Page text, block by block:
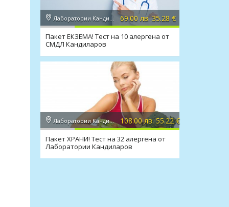
Лаборатории Кандиларов 69.00 лв. 35.28 €
Пакет ЕКЗЕМА! Тест на 10 алергена от
СМДЛ Кандиларов
Лаборатории Кандиларов 108.00 лв. 55.22 €
Пакет ХРАНИ! Тест на 32 алергена от
Лаборатории Кандиларов